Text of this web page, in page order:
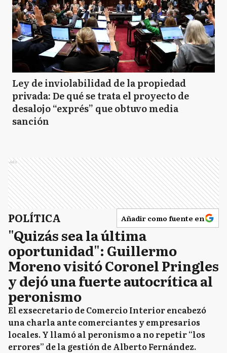
Ley de inviolabilidad de la propiedad
privada: De qué se trata el proyecto de
desalojo “exprés” que obtuvo media
sanción
Ads
POLÍTICA Añadir como fuente en
"Quizás sea la última
oportunidad": Guillermo
Moreno visitó Coronel Pringles
y dejó una fuerte autocrítica al
peronismo
El exsecretario de Comercio Interior encabezó
una charla ante comerciantes y empresarios
locales. Y llamó al peronismo a no repetir “los
errores” de la gestión de Alberto Fernández.